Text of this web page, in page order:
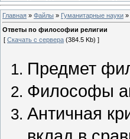
Главная » Файлы » Гуманитарные науки »
Ответы по философии религии
[ Скачать с сервера (384.5 Kb) ]
Предмет
Философы
Античная